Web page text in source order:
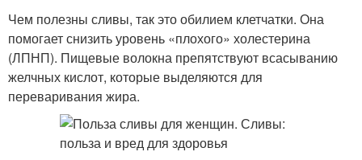
Чем полезны сливы, так это обилием клетчатки. Она
помогает снизить уровень «плохого» холестерина
(ЛПНП). Пищевые волокна препятствуют всасыванию
желчных кислот, которые выделяются для
переваривания жира.